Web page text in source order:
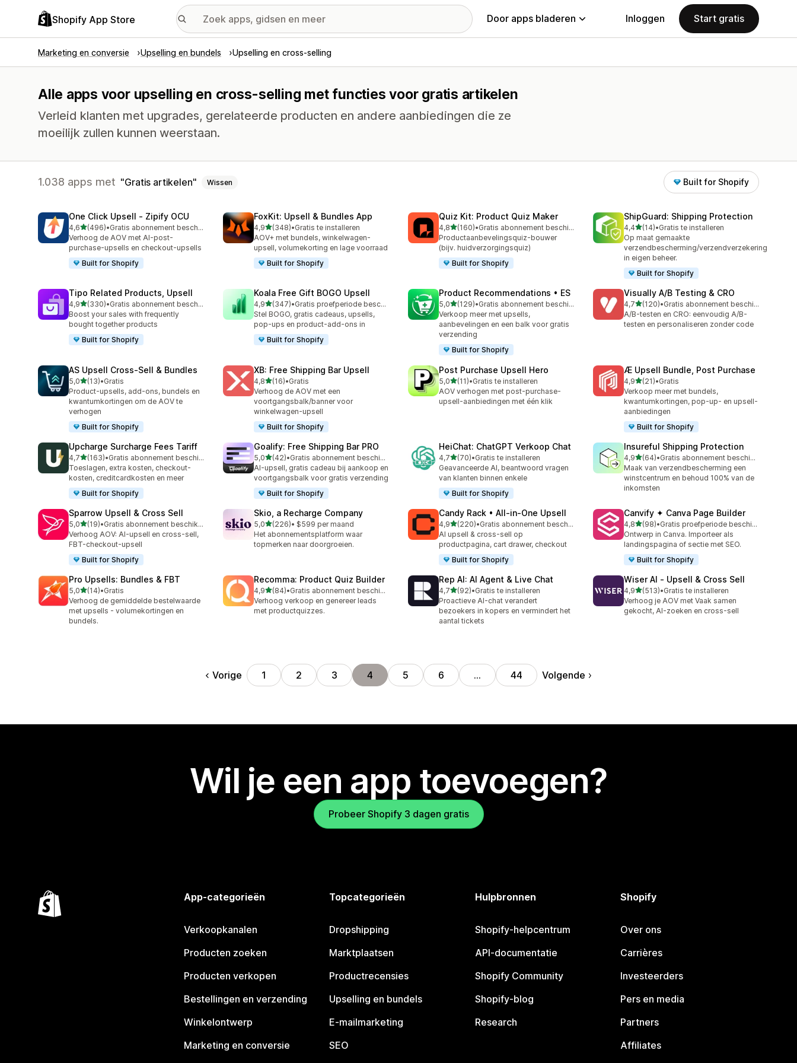
Shopify App Store Door apps bladeren Inloggen Start gratis
Marketing en conversie Upselling en bundels Upselling en cross-selling
Alle apps voor upselling en cross-selling met functies voor gratis artikelen
Verleid klanten met upgrades, gerelateerde producten en andere aanbiedingen die ze
moeilijk zullen kunnen weerstaan.
1.038 apps met Gratis artikelen Wissen Built for Shopify
One Click Upsell ‑ Zipify OCU
4,6van 5 sterren
(496)
496 recensies in totaal
•
Gratis abonnement beschikbaar
Verhoog de AOV met AI-post-
purchase-upsells en checkout-upsells
Built for Shopify
FoxKit: Upsell & Bundles App
4,9van 5 sterren
(348)
348 recensies in totaal
•Gratis te installeren
AOV+ met bundels, winkelwagen-
upsell, volumekorting en lage voorraad
Built for Shopify
Quiz Kit: Product Quiz Maker
4,8van 5 sterren
(160)
160 recensies in totaal
•
Gratis abonnement beschikbaar
Productaanbevelingsquiz-bouwer
(bijv. huidverzorgingsquiz)
Built for Shopify
ShipGuard: Shipping Protection
4,4van 5 sterren
(14)
14 recensies in totaal
•Gratis te installeren
Op maat gemaakte
verzendbescherming/verzendverzekering
in eigen beheer.
Built for Shopify
Tipo Related Products, Upsell
4,9van 5 sterren
(330)
330 recensies in totaal
•
Gratis abonnement beschikbaar
Boost your sales with frequently
bought together products
Built for Shopify
Koala Free Gift BOGO Upsell
4,9van 5 sterren
(347)
347 recensies in totaal
•
Gratis proefperiode beschikbaar
Stel BOGO, gratis cadeaus, upsells,
pop-ups en product-add-ons in
Built for Shopify
Product Recommendations • ES
5,0van 5 sterren
(129)
129 recensies in totaal
•
Gratis abonnement beschikbaar
Verkoop meer met upsells,
aanbevelingen en een balk voor gratis
verzending
Built for Shopify
Visually A/B Testing & CRO
4,7van 5 sterren
(120)
120 recensies in totaal
•
Gratis abonnement beschikbaar
A/B-testen en CRO: eenvoudig A/B-
testen en personaliseren zonder code
AS Upsell Cross‑Sell & Bundles
5,0van 5 sterren
(13)
13 recensies in totaal
•Gratis
Product-upsells, add-ons, bundels en
kwantumkortingen om de AOV te
verhogen
Built for Shopify
XB: Free Shipping Bar Upsell
4,8van 5 sterren
(16)
16 recensies in totaal
•Gratis
Verhoog de AOV met een
voortgangsbalk/banner voor
winkelwagen-upsell
Built for Shopify
Post Purchase Upsell Hero
5,0van 5 sterren
(11)
11 recensies in totaal
•Gratis te installeren
AOV verhogen met post-purchase-
upsell-aanbiedingen met één klik
Æ Upsell Bundle, Post Purchase
4,9van 5 sterren
(21)
21 recensies in totaal
•Gratis
Verkoop meer met bundels,
kwantumkortingen, pop-up- en upsell-
aanbiedingen
Built for Shopify
Upcharge Surcharge Fees Tariff
4,7van 5 sterren
(163)
163 recensies in totaal
•
Gratis abonnement beschikbaar
Toeslagen, extra kosten, checkout-
kosten, creditcardkosten en meer
Built for Shopify
Goalify: Free Shipping Bar PRO
5,0van 5 sterren
(42)
42 recensies in totaal
•
Gratis abonnement beschikbaar
AI-upsell, gratis cadeau bij aankoop en
voortgangsbalk voor gratis verzending
Built for Shopify
HeiChat: ChatGPT Verkoop Chat
4,7van 5 sterren
(70)
70 recensies in totaal
•Gratis te installeren
Geavanceerde AI, beantwoord vragen
van klanten binnen enkele
Built for Shopify
Insureful Shipping Protection
4,9van 5 sterren
(64)
64 recensies in totaal
•
Gratis abonnement beschikbaar
Maak van verzendbescherming een
winstcentrum en behoud 100% van de
inkomsten
Sparrow Upsell & Cross Sell
5,0van 5 sterren
(19)
19 recensies in totaal
•
Gratis abonnement beschikbaar
Verhoog AOV: AI-upsell en cross-sell,
FBT-checkout-upsell
Built for Shopify
Skio, a Recharge Company
5,0van 5 sterren
(226)
226 recensies in totaal
• $599 per maand
Het abonnementsplatform waar
topmerken naar doorgroeien.
Candy Rack • All‑in‑One Upsell
4,9van 5 sterren
(220)
220 recensies in totaal
•
Gratis abonnement beschikbaar
AI upsell & cross-sell op
productpagina, cart drawer, checkout
Built for Shopify
Canvify ✦ Canva Page Builder
4,8van 5 sterren
(98)
98 recensies in totaal
•
Gratis proefperiode beschikbaar
Ontwerp in Canva. Importeer als
landingspagina of sectie met SEO.
Built for Shopify
Pro Upsells: Bundles & FBT
5,0van 5 sterren
(14)
14 recensies in totaal
•Gratis
Verhoog de gemiddelde bestelwaarde
met upsells - volumekortingen en
bundels.
Recomma: Product Quiz Builder
4,9van 5 sterren
(84)
84 recensies in totaal
•
Gratis abonnement beschikbaar
Verhoog verkoop en genereer leads
met productquizzes.
Rep AI: AI Agent & Live Chat
4,7van 5 sterren
(92)
92 recensies in totaal
•Gratis te installeren
Proactieve AI-chat verandert
bezoekers in kopers en vermindert het
aantal tickets
Wiser AI ‑ Upsell & Cross Sell
4,9van 5 sterren
(513)
513 recensies in totaal
•Gratis te installeren
Verhoog je AOV met Vaak samen
gekocht, AI-zoeken en cross-sell
Vorige 1 2 3 4 5 6 … 44 Volgende
Wil je een app toevoegen?
Probeer Shopify 3 dagen gratis
App-categorieën
Verkoopkanalen
Producten zoeken
Producten verkopen
Bestellingen en verzending
Winkelontwerp
Marketing en conversie
Topcategorieën
Dropshipping
Marktplaatsen
Productrecensies
Upselling en bundels
E-mailmarketing
SEO
Hulpbronnen
Shopify-helpcentrum
API-documentatie
Shopify Community
Shopify-blog
Research
Shopify
Over ons
Carrières
Investeerders
Pers en media
Partners
Affiliates